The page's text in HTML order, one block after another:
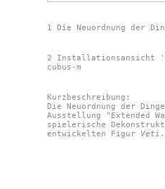
1 Die Neuordnung der
2 Installationsansicht
cubus-m
Kurzbeschreibung:
Die Neuordnung der
Ausstellung "Extended
spielerische
entwickelten Figur Veti .